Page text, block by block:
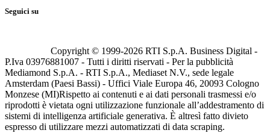
Seguici su
Copyright © 1999-2026 RTI S.p.A. Business Digital -
P.Iva 03976881007 - Tutti i diritti riservati - Per la pubblicità
Mediamond S.p.A. - RTI S.p.A., Mediaset N.V., sede legale
Amsterdam (Paesi Bassi) - Uffici Viale Europa 46, 20093 Cologno
Monzese (MI)Rispetto ai contenuti e ai dati personali trasmessi e/o
riprodotti è vietata ogni utilizzazione funzionale all’addestramento di
sistemi di intelligenza artificiale generativa. È altresì fatto divieto
espresso di utilizzare mezzi automatizzati di data scraping.